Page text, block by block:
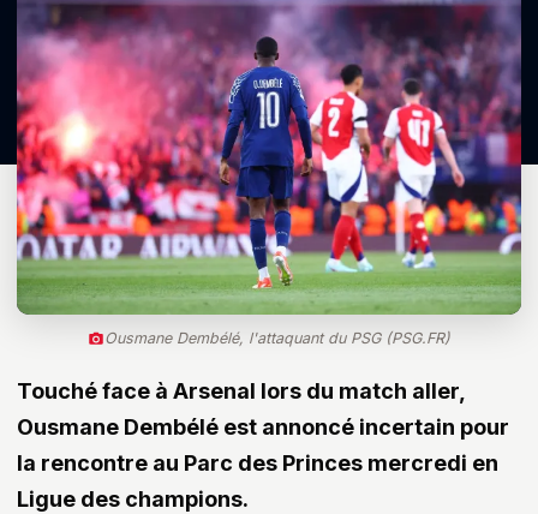
Ousmane Dembélé, l'attaquant du PSG (PSG.FR)
Touché face à Arsenal lors du match aller,
Ousmane Dembélé est annoncé incertain pour
la rencontre au Parc des Princes mercredi en
Ligue des champions.